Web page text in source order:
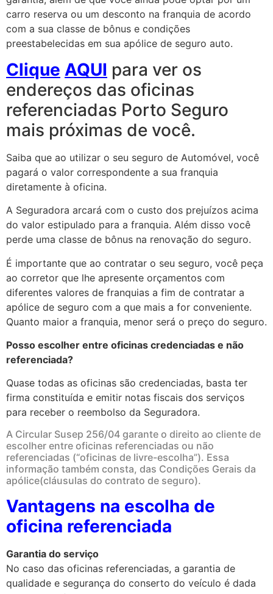
carro reserva ou um desconto na franquia de acordo
com a sua classe de bônus e condições
preestabelecidas em sua apólice de seguro auto.
Clique AQUI para ver os
endereços das oficinas
referenciadas Porto Seguro
mais próximas de você.
Saiba que ao utilizar o seu seguro de Automóvel, você
pagará o valor correspondente a sua franquia
diretamente à oficina.
A Seguradora arcará com o custo dos prejuízos acima
do valor estipulado para a franquia. Além disso você
perde uma classe de bônus na renovação do seguro.
É importante que ao contratar o seu seguro, você peça
ao corretor que lhe apresente orçamentos com
diferentes valores de franquias a fim de contratar a
apólice de seguro com a que mais a for conveniente.
Quanto maior a franquia, menor será o preço do seguro.
Posso escolher entre oficinas credenciadas e não
referenciada?
Quase todas as oficinas são credenciadas, basta ter
firma constituída e emitir notas fiscais dos serviços
para receber o reembolso da Seguradora.
A Circular Susep 256/04 garante o direito ao cliente de
escolher entre oficinas referenciadas ou não
referenciadas (“oficinas de livre-escolha”). Essa
informação também consta, das Condições Gerais da
apólice(cláusulas do contrato de seguro).
Vantagens na escolha de
oficina referenciada
Garantia do serviço
No caso das oficinas referenciadas, a garantia de
qualidade e segurança do conserto do veículo é dada